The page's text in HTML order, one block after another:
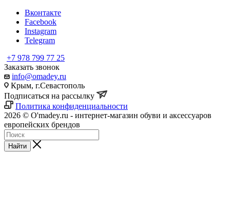
Вконтакте
Facebook
Instagram
Telegram
+7 978 799 77 25
Заказать звонок
info@omadey.ru
Крым, г.Севастополь
Подписаться на рассылку
Политика конфиденциальности
2026 © O'madey.ru - интернет-магазин обуви и аксессуаров
европейских брендов
Найти